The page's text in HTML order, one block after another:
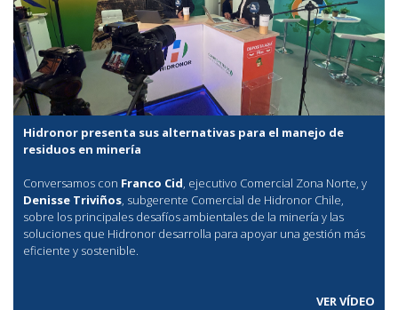
Hidronor presenta sus alternativas para el manejo de
residuos en minería
Conversamos con Franco Cid, ejecutivo Comercial Zona Norte, y
Denisse Triviños, subgerente Comercial de Hidronor Chile,
sobre los principales desafíos ambientales de la minería y las
soluciones que Hidronor desarrolla para apoyar una gestión más
eficiente y sostenible.
VER VÍDEO